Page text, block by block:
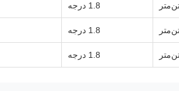
1.8 درجه
1.8 درجه
1.8 درجه